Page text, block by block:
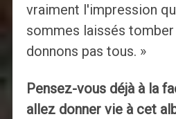
vraiment l'impression
sommes laissés tomber
donnons pas tous. »
Pensez-vous déjà à la
allez donner vie à cet